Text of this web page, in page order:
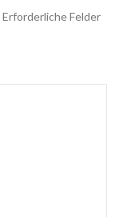
Erforderliche Felder